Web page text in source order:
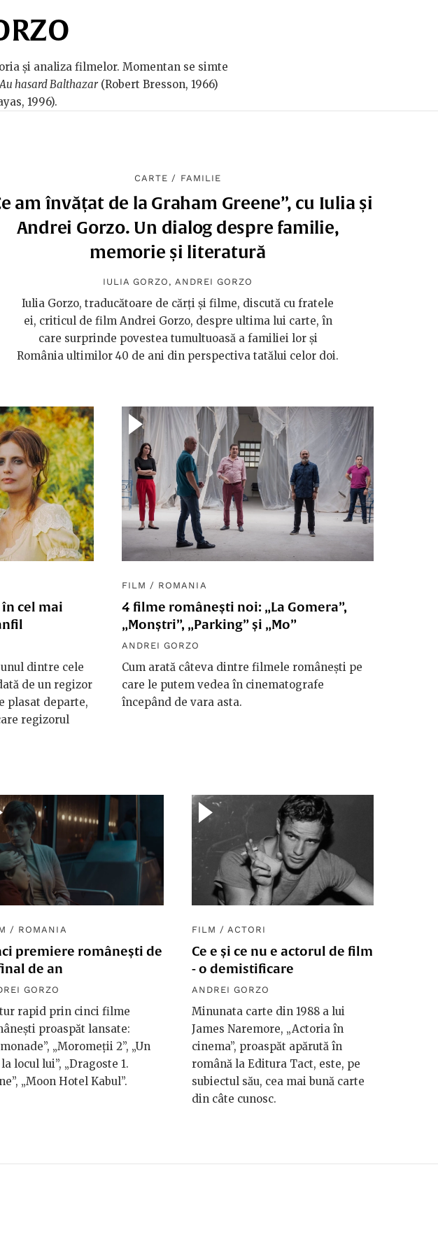
și analiza filmelor. Momentan se simte
hasard Balthazar(Robert Bresson, 1966)
1996).
CARTE / FAMILIE
am învățat de la Graham Greene”, cu Iulia și
Andrei Gorzo. Un dialog despre familie,
memorie și literatură
IULIA GORZO , ANDREI GORZO
Iulia Gorzo, traducătoare de cărți și filme, discută cu fratele
ei, criticul de film Andrei Gorzo, despre ultima lui carte, în
care surprinde povestea tumultuoasă a familiei lor și
România ultimilor 40 de ani din perspectiva tatălui celor doi.
cel mai
dintre cele
de un regizor
plasat departe,
regizorul
FILM / ROMANIA
4 filme românești noi: „La Gomera”,
„Monștri”, „Parking” și „Mo”
ANDREI GORZO
Cum arată câteva dintre filmele românești pe
care le putem vedea în cinematografe
începând de vara asta.
/ ROMANIA
premiere românești de
de an
GORZO
rapid prin cinci filme
proaspăt lansate:
„Moromeții 2”, „Un
locul lui”, „Dragoste 1.
„Moon Hotel Kabul”.
FILM /ACTORI
Ce e și ce nu e actorul de film
- o demistificare
ANDREI GORZO
Minunata carte din 1988 a lui
James Naremore, „Actoria în
cinema”, proaspăt apărută în
română la Editura Tact, este, pe
subiectul său, cea mai bună carte
din câte cunosc.